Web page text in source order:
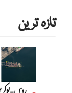
تازہ ترین